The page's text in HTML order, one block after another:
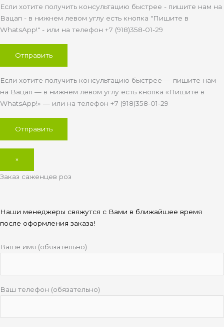
Если хотите получить консультацию быстрее - пишите нам на
Вацап - в нижнем левом углу есть кнопка "Пишите в
WhatsApp!" - или на телефон +7 (918)358-01-29
Если хотите получить консультацию быстрее — пишите нам
на Вацап — в нижнем левом углу есть кнопка «Пишите в
WhatsApp!» — или на телефон +7 (918)358-01-29
×
Заказ саженцев роз
Наши менеджеры свяжутся с Вами в ближайшее время
после оформления заказа!
Ваше имя (обязательно)
Ваш телефон (обязательно)